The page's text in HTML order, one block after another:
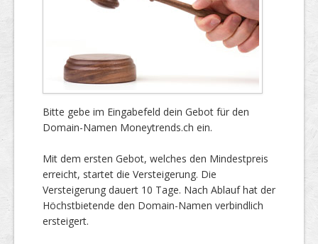
Bitte gebe im Eingabefeld dein Gebot für den
Domain-Namen Moneytrends.ch ein.
Mit dem ersten Gebot, welches den Mindestpreis
erreicht, startet die Versteigerung. Die
Versteigerung dauert 10 Tage. Nach Ablauf hat der
Höchstbietende den Domain-Namen verbindlich
ersteigert.